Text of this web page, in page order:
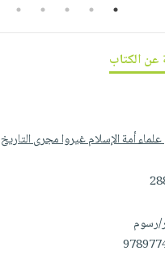
1
2
3
4
5
عن الكتاب
أمة الإسلام غيروا مجرى التاريخ
رسوم